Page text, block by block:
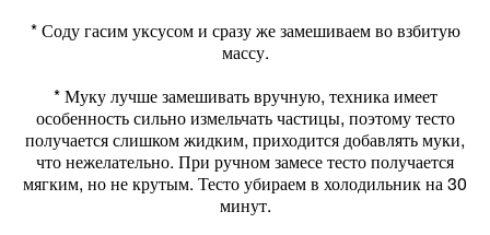
* Соду гасим уксусом и сразу же замешиваем во взбитую
массу.
* Муку лучше замешивать вручную, техника имеет
особенность сильно измельчать частицы, поэтому тесто
получается слишком жидким, приходится добавлять муки,
что нежелательно. При ручном замесе тесто получается
мягким, но не крутым. Тесто убираем в холодильник на 30
минут.